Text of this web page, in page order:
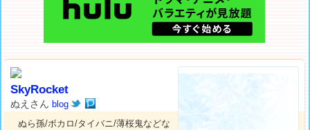
SkyRocket
ぬえさんblog
ぬら孫/ボカロ/タイバニ/薄桜鬼などな